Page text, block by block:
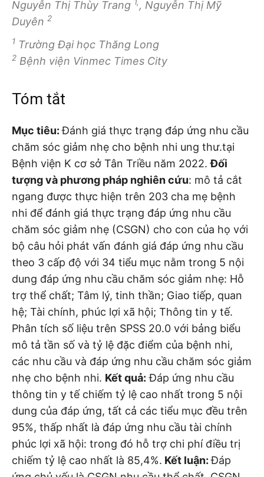
Nguyễn Thị Thùy Trang
, Nguyễn Thị Mỹ
Duyên 2
1 Trường Đại học Thăng Long
2 Bệnh viện Vinmec Times City
Tóm tắt
Mục tiêu:Đánh giá thực trạng đáp ứng nhu cầu
chăm sóc giảm nhẹ cho bệnh nhi ung thư.tại
Bệnh viện K cơ sở Tân Triều năm 2022.Đối
tượng và phương pháp nghiên cứu: mô tả cắt
ngang được thực hiện trên 203 cha mẹ bệnh
nhi để đánh giá thực trạng đáp ứng nhu cầu
chăm sóc giảm nhẹ (CSGN) cho con của họ với
bộ câu hỏi phát vấn đánh giá đáp ứng nhu cầu
theo 3 cấp độ với 34 tiểu mục nằm trong 5 nội
dung đáp ứng nhu cầu chăm sóc giảm nhẹ: Hỗ
trợ thể chất; Tâm lý, tinh thần; Giao tiếp, quan
hệ; Tài chính, phúc lợi xã hội; Thông tin y tế.
Phân tích số liệu trên SPSS 20.0 với bảng biểu
mô tả tần số và tỷ lệ đặc điểm của bệnh nhi,
các nhu cầu và đáp ứng nhu cầu chăm sóc giảm
nhẹ cho bệnh nhi. Kết quả: Đáp ứng nhu cầu
thông tin y tế chiếm tỷ lệ cao nhất trong 5 nội
dung của đáp ứng, tất cả các tiểu mục đều trên
95%, thấp nhất là đáp ứng nhu cầu tài chính
phúc lợi xã hội: trong đó hỗ trợ chi phí điều trị
chiếm tỷ lệ cao nhất là 85,4%. Kết luận:Đáp